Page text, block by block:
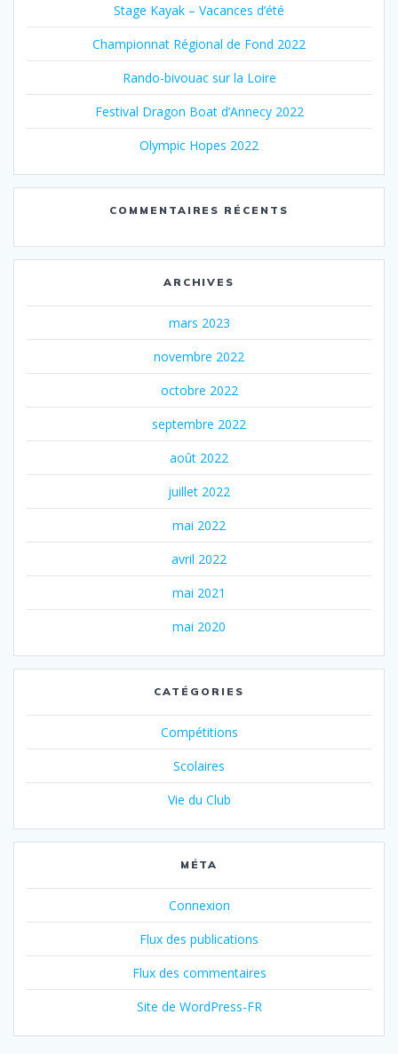
Stage Kayak – Vacances d’été
Championnat Régional de Fond 2022
Rando-bivouac sur la Loire
Festival Dragon Boat d’Annecy 2022
Olympic Hopes 2022
COMMENTAIRES RÉCENTS
ARCHIVES
mars 2023
novembre 2022
octobre 2022
septembre 2022
août 2022
juillet 2022
mai 2022
avril 2022
mai 2021
mai 2020
CATÉGORIES
Compétitions
Scolaires
Vie du Club
MÉTA
Connexion
Flux des publications
Flux des commentaires
Site de WordPress-FR